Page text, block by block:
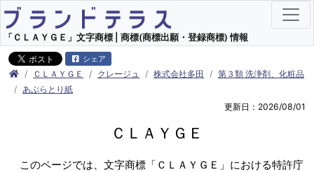
「ＣＬＡＹＧＥ」文字商標 | 商標(商標出願・登録商標) 情報
シェア
ＣＬＡＹＧＥ クレージュ 株式会社多田
第３類 洗浄剤、化粧品
あぶらとり紙
更新日：2026/08/01
ＣＬＡＹＧＥ
このページでは、文字商標「ＣＬＡＹＧＥ」における特許庁